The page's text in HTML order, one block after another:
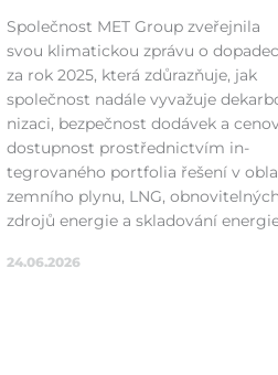
Společnost MET Group zve­řejni­la
svou kli­ma­tickou zprávu o
za rok 2025, kte­rá zdů­razňu­je, jak
společnost na­dá­le vy­va­žu­je
niza­ci, bez­pečnost do­dávek a
dostupnost prostřednic­tvím in­
tegrované­ho portfo­lia ře­šení v
zemní­ho ply­nu, LNG, obnovi­telných
zdrojů ener­gie a skla­dování
24.06.2026